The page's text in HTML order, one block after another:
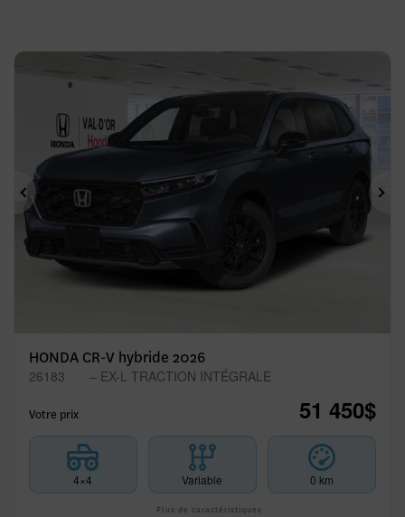
Précédent
HONDA CR-V hybride 2026
26183 – EX-L TRACTION INTÉGRALE
Votre prix 51 450$
4×4 Variable 0 km
Plus de caractéristiques